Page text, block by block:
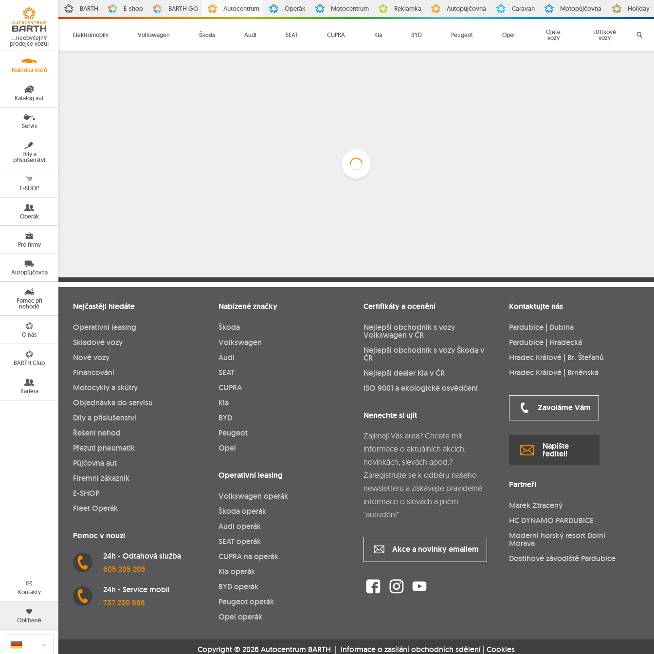
…neobyčejný
prodejce vozů!
Nabídka vozů
Katalog aut
Servis
Díly a
příslušenství
E-SHOP
Operák
Pro firmy
Autopůjčovna
Pomoc při
nehodě
O nás
BARTH Club
Kariéra
Kontakty
Oblíbené
BARTH E-shop BARTH GO Autocentrum Operák Motocentrum Reklamka Autopůjčovna Caravan Motopůjčovna Holiday
Elektromobily Volkswagen Škoda Audi SEAT CUPRA Kia BYD Peugeot Opel
Ojeté
vozy
Užitkové
vozy
Nejčastěji hledáte
Operativní leasing
Skladové vozy
Nové vozy
Financování
Motocykly a skútry
Objednávka do servisu
Díly a příslušenství
Řešení nehod
Přezutí pneumatik
Půjčovna aut
Firemní zákazník
E-SHOP
Fleet Operák
Pomoc v nouzi
24h - Odtahová služba
605 205 205
24h - Service mobil
737 230 666
Nabízené značky
Škoda
Volkswagen
Audi
SEAT
CUPRA
Kia
BYD
Peugeot
Opel
Operativní leasing
Volkswagen operák
Škoda operák
Audi operák
SEAT operák
CUPRA na operák
Kia operák
BYD operák
Peugeot operák
Opel operák
Certifikáty a ocenění
Nejlepší obchodník s vozy
Volkswagen v ČR
Nejlepší obchodník s vozy Škoda v
ČR
Nejlepší dealer Kia v ČR
ISO 9001 a ekologické osvědčení
Nenechte si ujít
Zajímají Vás auta? Chcete mít
informace o aktuálních akcích,
novinkách, slevách apod.?
Zaregistrujte se k odběru našeho
newsletteru a získávejte pravidelné
informace o slevách a jiném
"autodění".
Akce a novinky emailem
Kontaktujte nás
Pardubice | Dubina
Pardubice | Hradecká
Hradec Králové | Br. Štefanů
Hradec Králové | Brněnská
Zavoláme Vám
Napište
řediteli
Partneři
Marek Ztracený
HC DYNAMO PARDUBICE
Moderní horský resort Dolní
Morava
Dostihové závodiště Pardubice
Copyright © 2026 Autocentrum BARTH | Informace o zasílání obchodních sdělení | Cookies